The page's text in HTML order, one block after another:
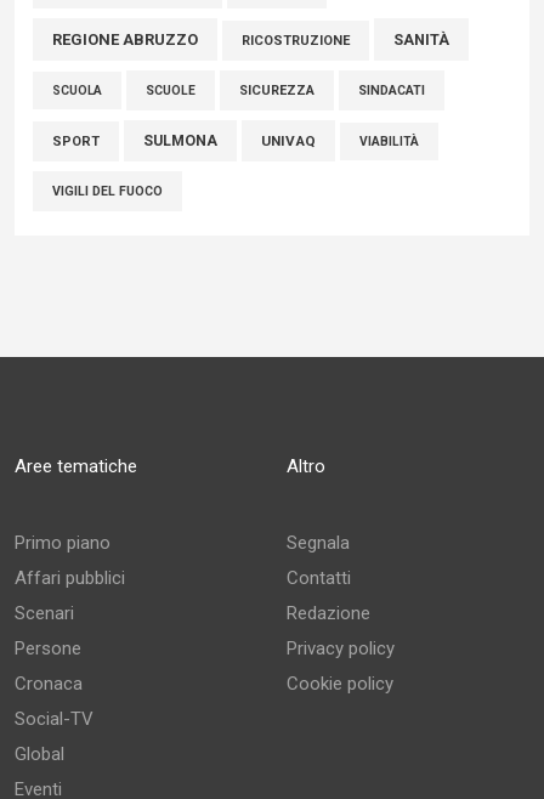
REGIONE ABRUZZO RICOSTRUZIONE SANITÀ
SCUOLA SCUOLE SICUREZZA SINDACATI
SPORT SULMONA UNIVAQ VIABILITÀ
VIGILI DEL FUOCO
Aree tematiche
Primo piano
Affari pubblici
Scenari
Persone
Cronaca
Social-TV
Global
Eventi
Altro
Segnala
Contatti
Redazione
Privacy policy
Cookie policy